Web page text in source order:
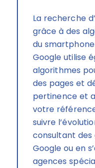
La recherche
grâce à des
du
Google utilise
algorithmes
des pages et
pertinence et
votre
suivre
consultant des
Google ou en
agences